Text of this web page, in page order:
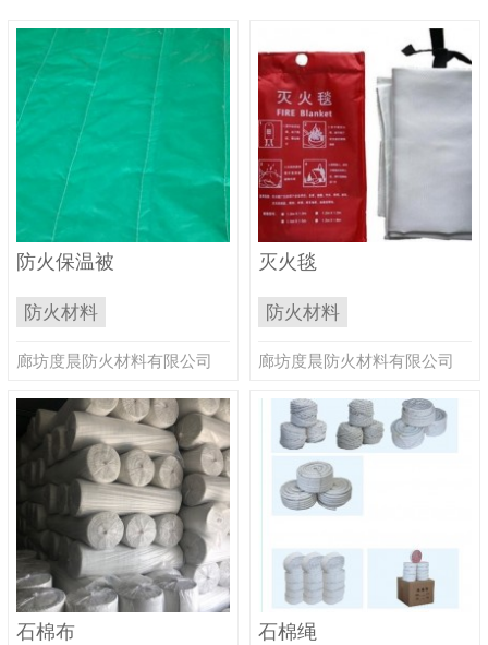
防火保温被
防火材料
廊坊度晨防火材料有限公司
灭火毯
防火材料
廊坊度晨防火材料有限公司
石棉布 石棉绳